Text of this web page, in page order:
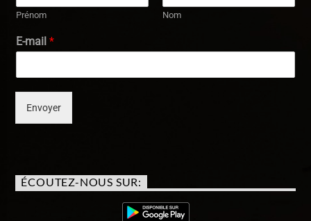
Prénom Nom
E-mail*
Envoyer
ÉCOUTEZ-NOUS SUR: